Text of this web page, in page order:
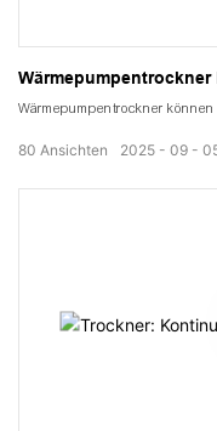
Wärmepumpentrockner
2025 09
80 Ansichten